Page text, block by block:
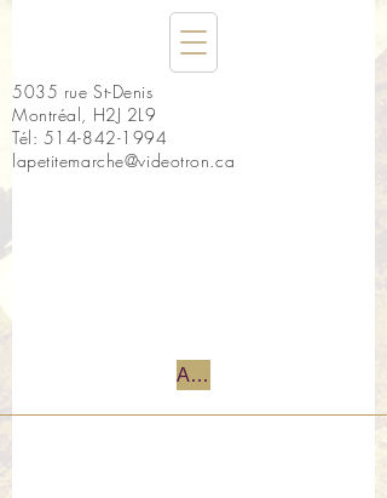
5035 rue St-Denis
Montréal, H2J 2L9
Tél: 514-842-1994
lapetitemarche@videotron.ca
Accueil